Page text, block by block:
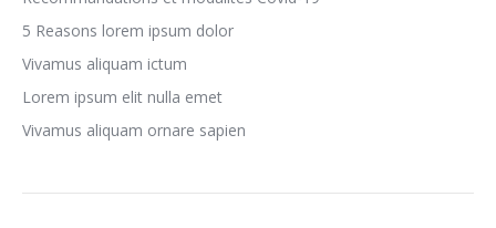
5 Reasons lorem ipsum dolor
Vivamus aliquam ictum
Lorem ipsum elit nulla emet
Vivamus aliquam ornare sapien